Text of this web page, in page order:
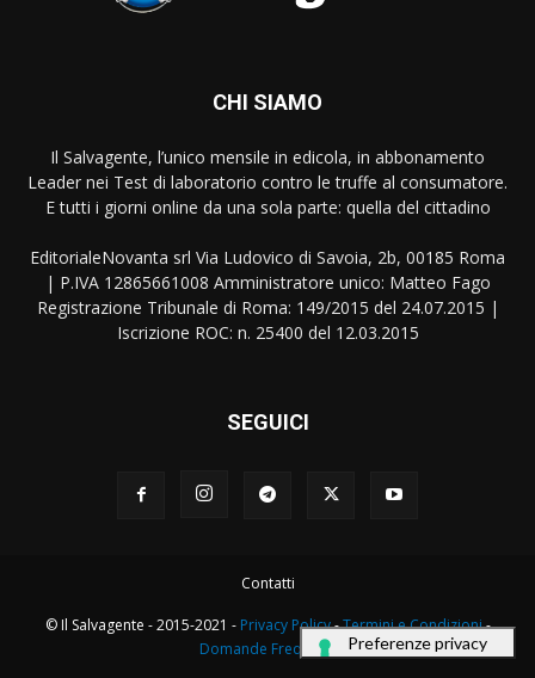
CHI SIAMO
Il Salvagente, l’unico mensile in edicola, in abbonamento
Leader nei Test di laboratorio contro le truffe al consumatore.
E tutti i giorni online da una sola parte: quella del cittadino
EditorialeNovanta srl Via Ludovico di Savoia, 2b, 00185 Roma
| P.IVA 12865661008 Amministratore unico: Matteo Fago
Registrazione Tribunale di Roma: 149/2015 del 24.07.2015 |
Iscrizione ROC: n. 25400 del 12.03.2015
SEGUICI
Contatti
© Il Salvagente - 2015-2021 - Privacy Policy-Termini e Condizioni-
Domande Frequenti